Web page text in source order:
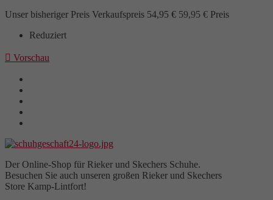
Unser bisheriger Preis Verkaufspreis 54,95 € 59,95 € Preis
Reduziert
 Vorschau
Der Online-Shop für Rieker und Skechers Schuhe.
Besuchen Sie auch unseren großen Rieker und Skechers
Store Kamp-Lintfort!